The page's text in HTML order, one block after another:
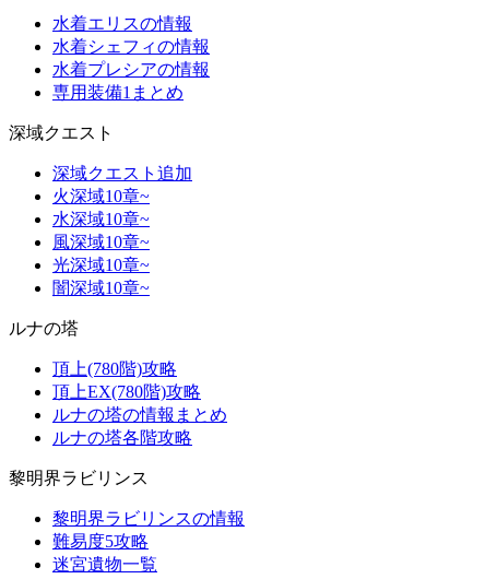
水着エリスの情報
水着シェフィの情報
水着プレシアの情報
専用装備1まとめ
深域クエスト
深域クエスト追加
火深域10章~
水深域10章~
風深域10章~
光深域10章~
闇深域10章~
ルナの塔
頂上(780階)攻略
頂上EX(780階)攻略
ルナの塔の情報まとめ
ルナの塔各階攻略
黎明界ラビリンス
黎明界ラビリンスの情報
難易度5攻略
迷宮遺物一覧